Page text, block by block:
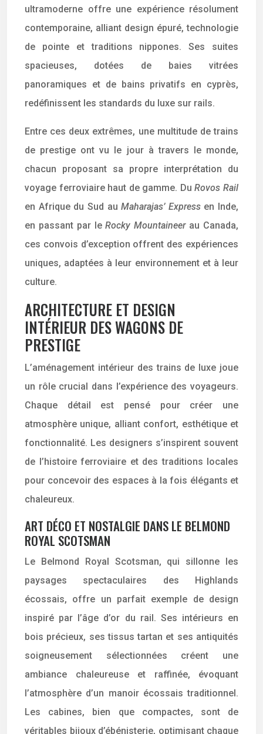
ultramoderne offre une expérience résolument
contemporaine, alliant design épuré, technologie
de pointe et traditions nippones. Ses suites
spacieuses, dotées de baies vitrées
panoramiques et de bains privatifs en cyprès,
redéfinissent les standards du luxe sur rails.
Entre ces deux extrêmes, une multitude de trains
de prestige ont vu le jour à travers le monde,
chacun proposant sa propre interprétation du
voyage ferroviaire haut de gamme. DuRovos Rail
en Afrique du Sud auMaharajas’ Express en Inde,
en passant par leRocky Mountaineer au Canada,
ces convois d’exception offrent des expériences
uniques, adaptées à leur environnement et à leur
culture.
ARCHITECTURE ET DESIGN
INTÉRIEUR DES WAGONS DE
PRESTIGE
L’aménagement intérieur des trains de luxe joue
un rôle crucial dans l’expérience des voyageurs.
Chaque détail est pensé pour créer une
atmosphère unique, alliant confort, esthétique et
fonctionnalité. Les designers s’inspirent souvent
de l’histoire ferroviaire et des traditions locales
pour concevoir des espaces à la fois élégants et
chaleureux.
ART DÉCO ET NOSTALGIE DANS LE BELMOND
ROYAL SCOTSMAN
Le Belmond Royal Scotsman, qui sillonne les
paysages spectaculaires des Highlands
écossais, offre un parfait exemple de design
inspiré par l’âge d’or du rail. Ses intérieurs en
bois précieux, ses tissus tartan et ses antiquités
soigneusement sélectionnées créent une
ambiance chaleureuse et raffinée, évoquant
l’atmosphère d’un manoir écossais traditionnel.
Les cabines, bien que compactes, sont de
véritables bijoux d’ébénisterie, optimisant chaque